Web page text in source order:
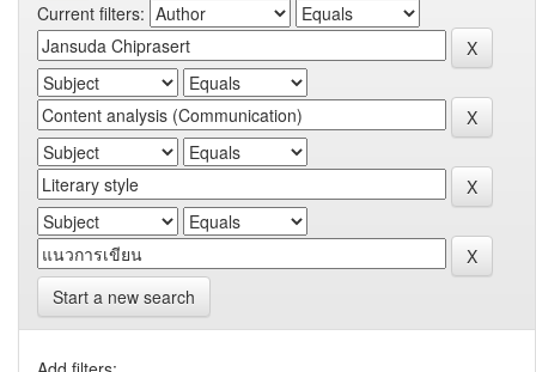
Current filters:
Start a new search